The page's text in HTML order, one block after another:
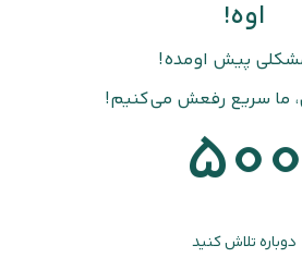
اوه!
پیش اومده!
ما سریع رفعش می‌کنیم!
500
دوباره تلاش کنید